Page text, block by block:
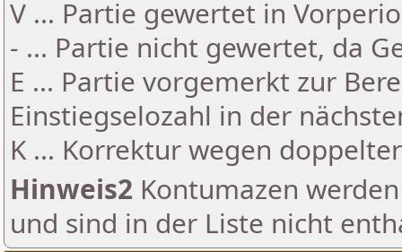
V ... Partie gewertet in
- ... Partie nicht gewertet, da
E ... Partie vorgemerkt zur
Einstiegselozahl in der
K ... Korrektur wegen
Hinweis2 Kontumazen
und sind in der Liste nicht